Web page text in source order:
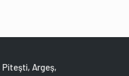
Piteşti, Argeş,